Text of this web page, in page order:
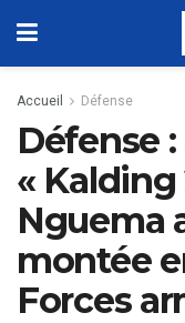
Accueil Défense
Défense
« Kalding
Nguema
montée
Forces